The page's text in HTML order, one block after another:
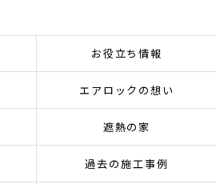
お役立ち情報
エアロックの想い
遮熱の家
過去の施工事例